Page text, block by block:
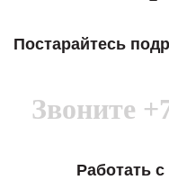
Постарайтесь
Звоните
Работать